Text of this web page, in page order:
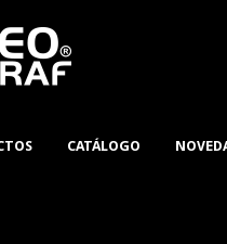
CATÁLOGO